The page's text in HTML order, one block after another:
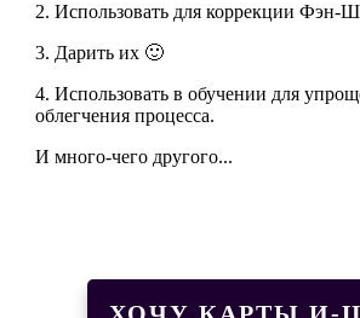
2. Использовать для коррекции Фэн-
3. Дарить их 🙂
4. Использовать в обучении для
облегчения процесса.
И много-чего другого...